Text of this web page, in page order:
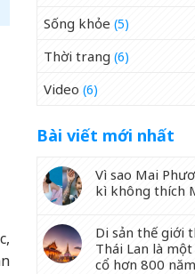
Sống khỏe (5)
Thời trang (6)
Video (6)
Bài viết mới nhất
Vì sao Mai
kì không thích
Di sản thế giới
Thái Lan là
cổ hơn 800 năm